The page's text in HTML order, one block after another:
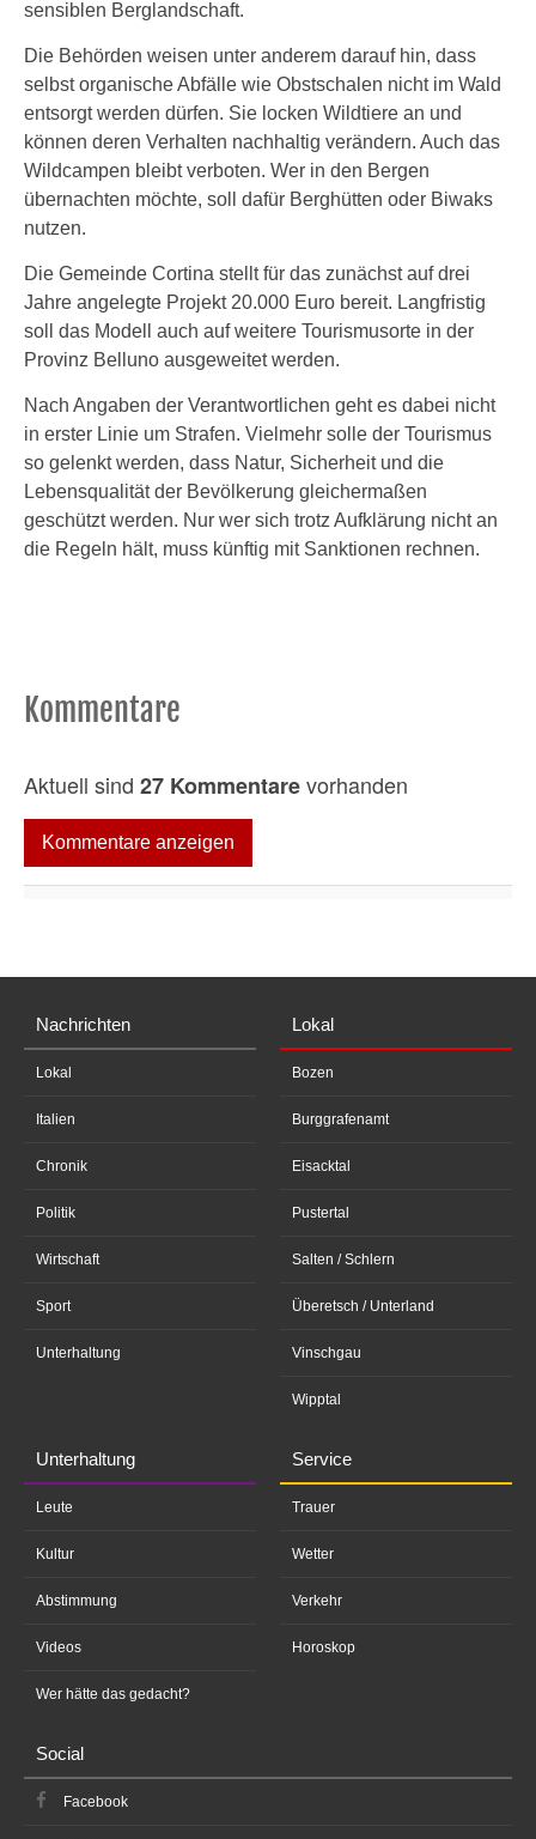
sensiblen Berglandschaft.
Die Behörden weisen unter anderem darauf hin, dass
selbst organische Abfälle wie Obstschalen nicht im Wald
entsorgt werden dürfen. Sie locken Wildtiere an und
können deren Verhalten nachhaltig verändern. Auch das
Wildcampen bleibt verboten. Wer in den Bergen
übernachten möchte, soll dafür Berghütten oder Biwaks
nutzen.
Die Gemeinde Cortina stellt für das zunächst auf drei
Jahre angelegte Projekt 20.000 Euro bereit. Langfristig
soll das Modell auch auf weitere Tourismusorte in der
Provinz Belluno ausgeweitet werden.
Nach Angaben der Verantwortlichen geht es dabei nicht
in erster Linie um Strafen. Vielmehr solle der Tourismus
so gelenkt werden, dass Natur, Sicherheit und die
Lebensqualität der Bevölkerung gleichermaßen
geschützt werden. Nur wer sich trotz Aufklärung nicht an
die Regeln hält, muss künftig mit Sanktionen rechnen.
Kommentare
Aktuell sind 27 Kommentarevorhanden
Kommentare anzeigen
Nachrichten
Lokal
Italien
Chronik
Politik
Wirtschaft
Sport
Unterhaltung
Lokal
Bozen
Burggrafenamt
Eisacktal
Pustertal
Salten / Schlern
Überetsch / Unterland
Vinschgau
Wipptal
Unterhaltung
Leute
Kultur
Abstimmung
Videos
Wer hätte das gedacht?
Service
Trauer
Wetter
Verkehr
Horoskop
Social
Facebook